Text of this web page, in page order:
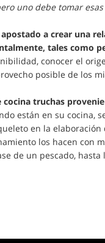
uno debe tomar
a crear una
tales como
conocer el
posible de los
truchas
están en su cocina,
en la
los hacen con
de un pescado,